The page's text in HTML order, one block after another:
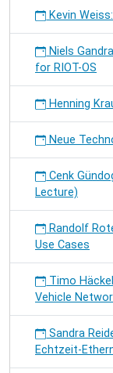
Kevin
Niels
for RIOT-OS
Henning
Neue
Cenk
Lecture)
Randolf
Use Cases
Timo
Vehicle
Sandra
Echtzeit-